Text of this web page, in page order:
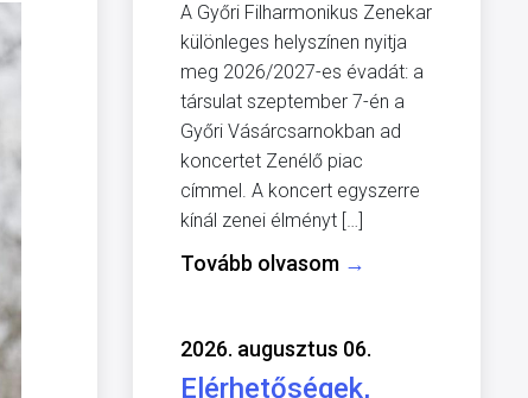
A Győri Filharmonikus Zenekar
különleges helyszínen nyitja
meg 2026/2027-es évadát: a
társulat szeptember 7-én a
Győri Vásárcsarnokban ad
koncertet Zenélő piac
címmel. A koncert egyszerre
kínál zenei élményt […]
Tovább olvasom →
2026. augusztus 06.
Elérhetőségek,